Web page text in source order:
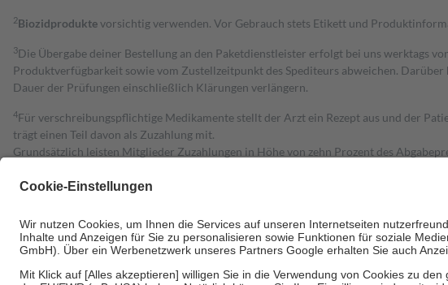
2Biozidproduktevorsichtig verwenden. Vor Gebrauch stets Etikett und
3Die Übergabe deiner Bestellung an den Paketdienstleister erfolgt bei uns werktags
Produktverfügbarkeit sowie vom Zustellzeitpunkt des Spediteurs abweichen.
Dauer der Prüfungen einschließlich Klärungen verlängern.
4Für verschreibungspflichtige Medikamente stellt der Arzt ein Rezept aus und der
trägt einen Teil davon als Zuzahlung mit.
Grundsätzlich leisten Mitglieder Zuzahlungen in Höhe von zehn Prozent des
Diese Regeln gelten grundsätzlich auch für Online-Apotheken.
Um das Engagement der Versicherten für ihre eigene Gesundheit zu stärken und die
• Kindern und Jugendlichen bis zum vollendeten 18. Lebensjahr mit Ausnahme der
• Untersuchungen zur Vorsorge und Früherkennung, die von der GKV getragen
• empfohlenen Schutzimpfungen